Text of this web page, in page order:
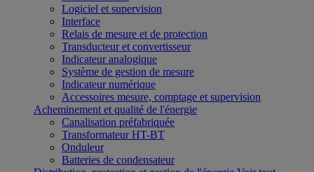
Logiciel et supervision
Interface
Relais de mesure et de protection
Transducteur et convertisseur
Indicateur analogique
Système de gestion de mesure
Indicateur numérique
Accessoires mesure, comptage et supervision
Acheminement et qualité de l'énergie
Canalisation préfabriquée
Transformateur HT-BT
Onduleur
Batteries de condensateur